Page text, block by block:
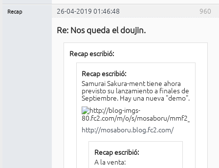
960
Recap 26-04-2019 01:46:48
Re: Nos queda el doujin.
Recap escribió:
Recap escribió:
Samurai Sakura-ment tiene ahora
previsto su lanzamiento a finales de
Septiembre. Hay una nueva "demo".
http://mosaboru.blog.fc2.com/
Recap escribió:
A la venta: